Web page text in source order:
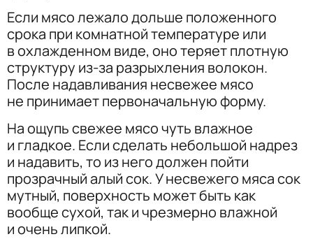
Если мясо лежало дольше положенного
срока при комнатной температуре или
в охлажденном виде, оно теряет плотную
структуру из-за разрыхления волокон.
После надавливания несвежее мясо
не принимает первоначальную форму.
На ощупь свежее мясо чуть влажное
и гладкое. Если сделать небольшой надрез
и надавить, то из него должен пойти
прозрачный алый сок. У несвежего мяса сок
мутный, поверхность может быть как
вообще сухой, так и чрезмерно влажной
и очень липкой.